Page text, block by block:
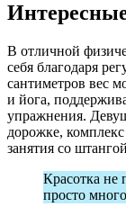
В отличной
себя благодаря
сантиметров вес
и йога,
упражнения.
дорожке,
занятия со
Красотка не
просто